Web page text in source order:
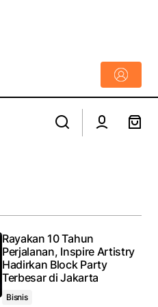
Rayakan 10 Tahun
Perjalanan, Inspire Artistry
Hadirkan Block Party
Terbesar di Jakarta
Bisnis